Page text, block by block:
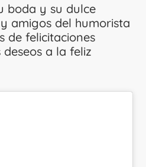
boda y su dulce
amigos del humorista
de felicitaciones
a la feliz